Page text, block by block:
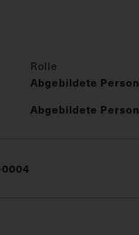
Rolle
Abgebildete Person
Abgebildete Person